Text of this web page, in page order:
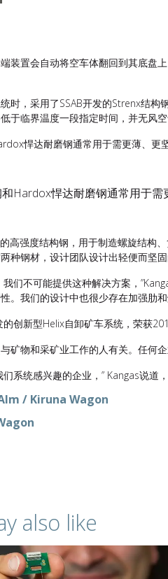
装置会自动将空车体翻回到其底盘
时，采用了SSAB开发的Strenx结
于临界温度一段指定时间，并无风
悍达耐磨钢通常用于需更薄、更
Hardox悍达耐磨钢通常用于
高强度结构钢，用于制造螺旋结构
种钢材，设计团队设计出轻便而坚固
我们不可能提供这种解决方案，
。我们的设计中也很少存在加强肋
创新型Helix自卸矿车系统，荣获
矿物和采矿业工作的人有关。任何
们系统感兴趣的企业，” Kangas说
/ Kiruna Wagon
also like